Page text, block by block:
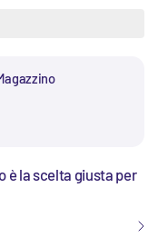
è la scelta giusta per